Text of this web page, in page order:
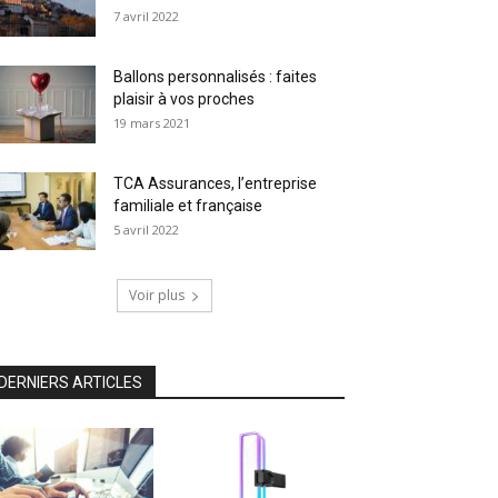
7 avril 2022
Ballons personnalisés : faites
plaisir à vos proches
19 mars 2021
TCA Assurances, l’entreprise
familiale et française
5 avril 2022
Voir plus
ARTICLES